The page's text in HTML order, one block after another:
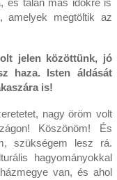
és talán más időkre is
amelyek megtöltik az
jelen közöttünk, jó
haza. Isten áldását
is!
nagy öröm volt
Köszönöm! És
szükségem lesz rá.
hagyományokkal
van, és ahol